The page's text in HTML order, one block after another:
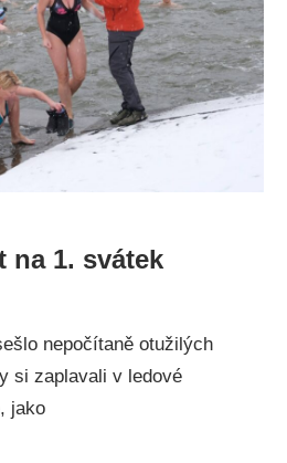
na 1. svátek
nepočítaně otužilých
si zaplavali v ledové
jako